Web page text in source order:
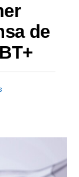
de